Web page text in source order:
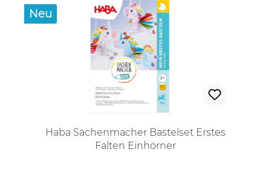
Neu
Haba Sachenmacher Bastelset Erstes
Falten Einhörner